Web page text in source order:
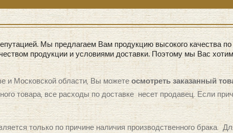
Мы предлагаем Вам продукцию высокого качества
продукции и условиями доставки. Поэтому мы Вас
и Московской области, Вы можете осмотреть заказанный
товара, все расходы по доставке несет продавец. Если
только по причине наличия производственного брака.